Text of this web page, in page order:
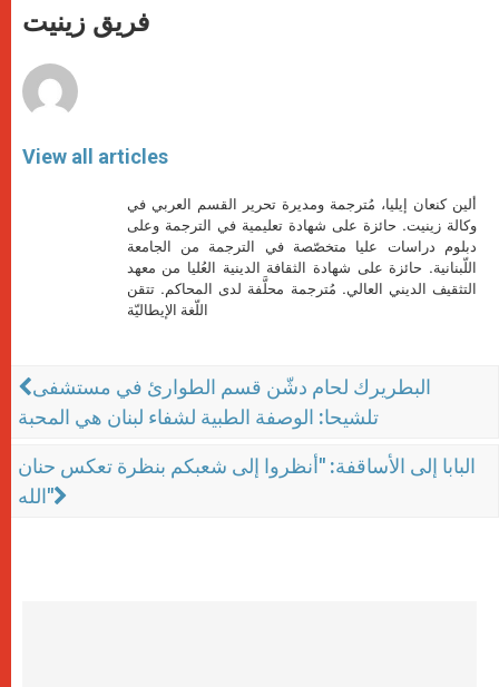
p
p
g
e
o
k
فريق زينيت
View all articles
ألين كنعان إيليا، مُترجمة ومديرة تحرير القسم العربي في
وكالة زينيت. حائزة على شهادة تعليمية في الترجمة وعلى
دبلوم دراسات عليا متخصّصة في الترجمة من الجامعة
اللّبنانية. حائزة على شهادة الثقافة الدينية العُليا من معهد
التثقيف الديني العالي. مُترجمة محلَّفة لدى المحاكم. تتقن
اللّغة الإيطاليّة
البطريرك لحام دشّن قسم الطوارئ في مستشفى
تلشيحا: الوصفة الطبية لشفاء لبنان هي المحبة
البابا إلى الأساقفة: "أنظروا إلى شعبكم بنظرة تعكس حنان
الله"